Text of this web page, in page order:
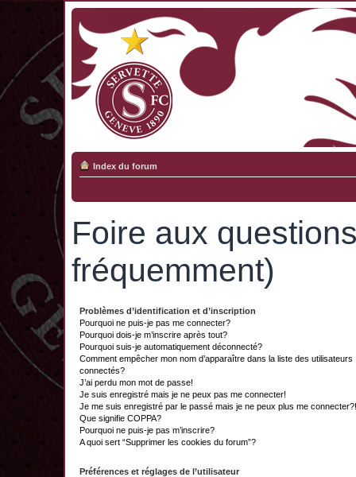
Index du forum
Foire aux
fréquemment)
Problèmes d’identification et d’inscription
Pourquoi ne puis-je pas me connecter?
Pourquoi dois-je m’inscrire après tout?
Pourquoi suis-je automatiquement déconnecté?
Comment empêcher mon nom d’apparaître dans la liste des utilisateurs
connectés?
J’ai perdu mon mot de passe!
Je suis enregistré mais je ne peux pas me connecter!
Je me suis enregistré par le passé mais je ne peux plus me connecter?!
Que signifie COPPA?
Pourquoi ne puis-je pas m’inscrire?
A quoi sert “Supprimer les cookies du forum”?
Préférences et réglages de l’utilisateur